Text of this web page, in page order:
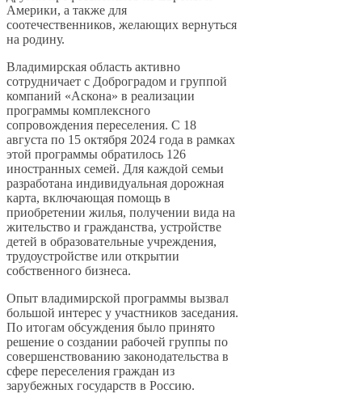
Америки, а также для
соотечественников, желающих вернуться
на родину.
Владимирская область активно
сотрудничает с Доброградом и группой
компаний «Аскона» в реализации
программы комплексного
сопровождения переселения. С 18
августа по 15 октября 2024 года в рамках
этой программы обратилось 126
иностранных семей. Для каждой семьи
разработана индивидуальная дорожная
карта, включающая помощь в
приобретении жилья, получении вида на
жительство и гражданства, устройстве
детей в образовательные учреждения,
трудоустройстве или открытии
собственного бизнеса.
Опыт владимирской программы вызвал
большой интерес у участников заседания.
По итогам обсуждения было принято
решение о создании рабочей группы по
совершенствованию законодательства в
сфере переселения граждан из
зарубежных государств в Россию.